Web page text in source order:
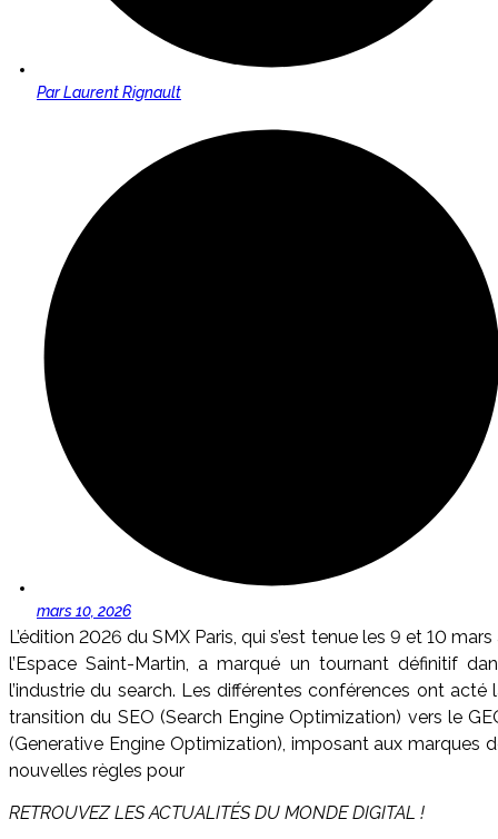
ParLaurent Rignault
mars 10, 2026
L’édition 2026 du SMX Paris, qui s’est tenue les 9 et 10 mars
l’Espace Saint-Martin, a marqué un tournant définitif
l’industrie du search. Les différentes conférences ont acté
transition du SEO (Search Engine Optimization) vers le
(Generative Engine Optimization), imposant aux marques
nouvelles règles pour
RETROUVEZ LES ACTUALITÉS DU MONDE DIGITAL !